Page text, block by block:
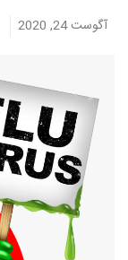
آگوست 24, 2020